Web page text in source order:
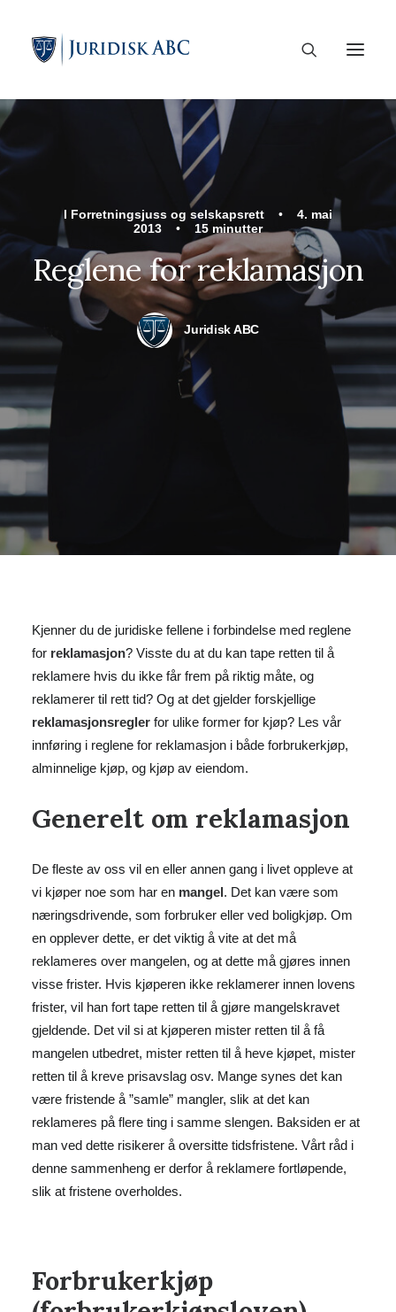
I Forretningsjuss og selskapsrett •
4. mai
2013
• 15 minutter
Reglene for reklamasjon
Juridisk ABC
Kjenner du de juridiske fellene i forbindelse med reglene
for reklamasjon? Visste du at du kan tape retten til å
reklamere hvis du ikke får frem på riktig måte, og
reklamerer til rett tid? Og at det gjelder forskjellige
reklamasjonsregler for ulike former for kjøp? Les vår
innføring i reglene for reklamasjon i både forbrukerkjøp,
alminnelige kjøp, og kjøp av eiendom.
Generelt om reklamasjon
De fleste av oss vil en eller annen gang i livet oppleve at
vi kjøper noe som har en mangel. Det kan være som
næringsdrivende, som forbruker eller ved boligkjøp. Om
en opplever dette, er det viktig å vite at det må
reklameres over mangelen, og at dette må gjøres innen
visse frister. Hvis kjøperen ikke reklamerer innen lovens
frister, vil han fort tape retten til å gjøre mangelskravet
gjeldende. Det vil si at kjøperen mister retten til å få
mangelen utbedret, mister retten til å heve kjøpet, mister
retten til å kreve prisavslag osv. Mange synes det kan
være fristende å ”samle” mangler, slik at det kan
reklameres på flere ting i samme slengen. Baksiden er at
man ved dette risikerer å oversitte tidsfristene. Vårt råd i
denne sammenheng er derfor å reklamere fortløpende,
slik at fristene overholdes.
Forbrukerkjøp